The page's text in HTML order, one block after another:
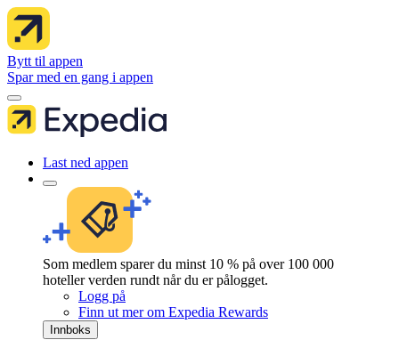
Bytt til appen
Spar med en gang i appen
Last ned appen
Som medlem sparer du minst 10 % på over 100 000
hoteller verden rundt når du er pålogget.
Logg på
Finn ut mer om Expedia Rewards
Innboks